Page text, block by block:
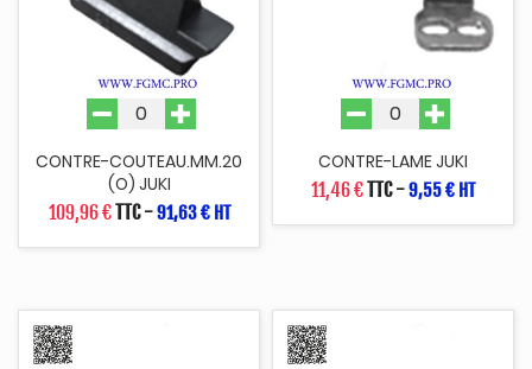
CONTRE-COUTEAU.MM.20
(O) JUKI
109,96 €TTC-91,63 € HT
CONTRE-LAME JUKI
11,46 €TTC-9,55 € HT